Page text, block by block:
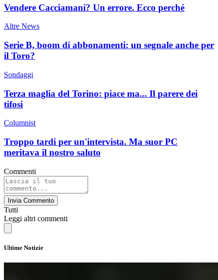
Vendere Cacciamani? Un errore. Ecco perché
Altre News
Serie B, boom di abbonamenti: un segnale anche per
il Toro?
Sondaggi
Terza maglia del Torino: piace ma... Il parere dei
tifosi
Columnist
Troppo tardi per un'intervista. Ma suor PC
meritava il nostro saluto
Commenti
Invia Commento
Tutti
Leggi altri commenti
Ultime Notizie